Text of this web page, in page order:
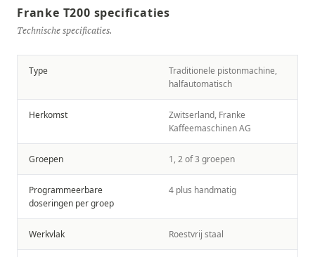
Franke T200 specificaties
Technische specificaties.
Type
Traditionele pistonmachine,
halfautomatisch
Herkomst
Zwitserland, Franke
Kaffeemaschinen AG
Groepen 1, 2 of 3 groepen
Programmeerbare
doseringen per groep
4 plus handmatig
Werkvlak Roestvrij staal